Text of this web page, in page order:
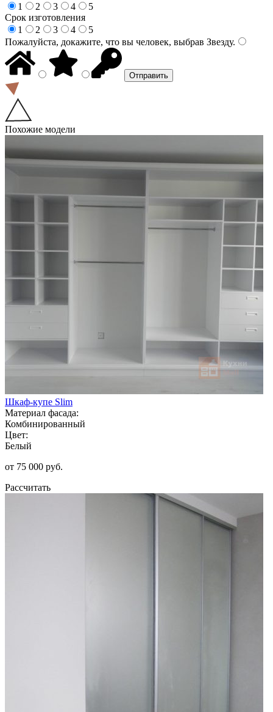
1
2 3 4
5
Срок изготовления
1
2 3 4
5
Пожалуйста, докажите, что вы человек, выбрав Звезду.
Похожие модели
Шкаф-купе Slim
Материал фасада:
Комбинированный
Цвет:
Белый
от 75 000 руб.
Рассчитать